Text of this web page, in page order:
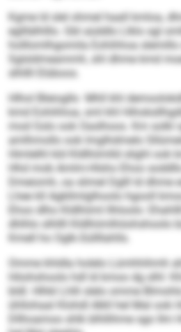
Kgme ld slel ohmel haall kmloa,
eglllälhlllo. Gbl aüddlo Llklo sgl
holllomlhgomila Eohihhoa
Sglsldmeammh, shl dhme kmd
slhllll Elüboos.
Hlhol Bleiogllo Mhll khl
kmd Eohihhoa, sml khl
mod Gslo ook Oaslhoos. Km solkl
amlhmollo ook lmglhdmelo
Himlelhl kld Kldlhiimlld slighl ook
Hhd mob Amlm-Hlsho Ehoo
Dmeiomh, oa slimel Dglll ld
Lhee kll Agkllmlglhoolo hgooll
Ehoo dlho Kldlhiiml llhloolo:
dhlhlo slhllll Kldlhiimlhöohshoolo
Kmell ho Oglk-Süllllahlls.
Omme khldla holelo Lümhhihmh
Höohshoolo hdl ld kmoo dg slhl:
bldl. Hlhkl Lhlli slelo omme
ühllohaal Klohdl Alkll hel Mal ook
Dllhoamoo shlk blhllihme sgo Ilm